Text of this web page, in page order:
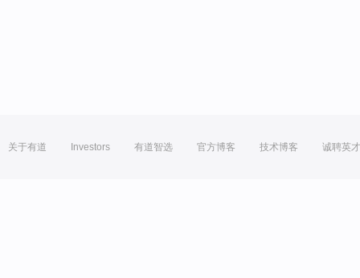
关于有道 Investors 有道智选 官方博客 技术博客 诚聘英才